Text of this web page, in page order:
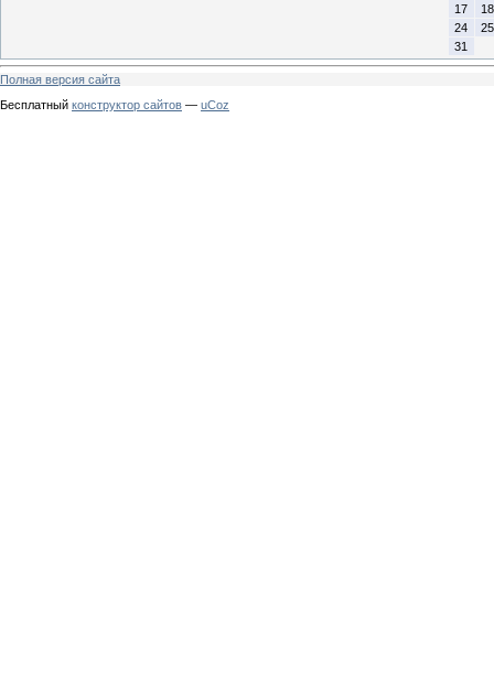
17
18
24
25
31
Полная версия сайта
Бесплатный конструктор сайтов — uCoz